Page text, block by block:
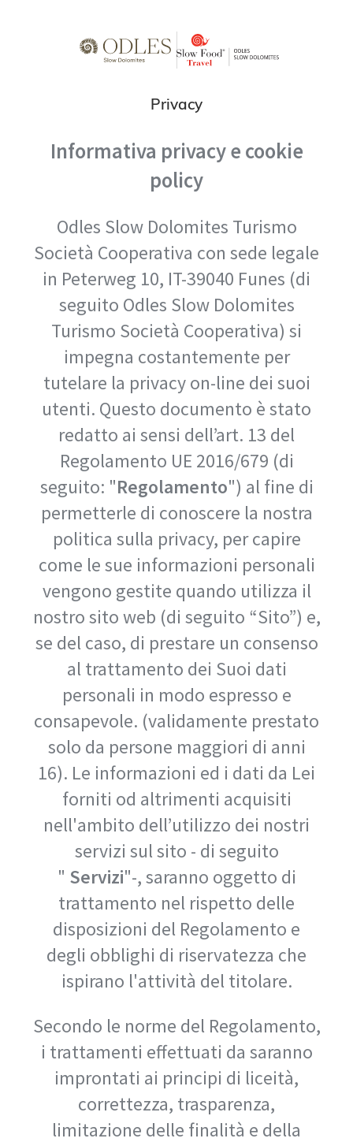
Privacy
Informativa privacy e cookie
policy
Odles Slow Dolomites Turismo
Società Cooperativa con sede legale
in Peterweg 10, IT-39040 Funes (di
seguito Odles Slow Dolomites
Turismo Società Cooperativa) si
impegna costantemente per
tutelare la privacy on-line dei suoi
utenti. Questo documento è stato
redatto ai sensi dell’art. 13 del
Regolamento UE 2016/679 (di
seguito: "Regolamento") al fine di
permetterle di conoscere la nostra
politica sulla privacy, per capire
come le sue informazioni personali
vengono gestite quando utilizza il
nostro sito web (di seguito “Sito”) e,
se del caso, di prestare un consenso
al trattamento dei Suoi dati
personali in modo espresso e
consapevole. (validamente prestato
solo da persone maggiori di anni
16). Le informazioni ed i dati da Lei
forniti od altrimenti acquisiti
nell'ambito dell’utilizzo dei nostri
servizi sul sito - di seguito
" Servizi"-, saranno oggetto di
trattamento nel rispetto delle
disposizioni del Regolamento e
degli obblighi di riservatezza che
ispirano l'attività del titolare.
Secondo le norme del Regolamento,
i trattamenti effettuati da saranno
improntati ai principi di liceità,
correttezza, trasparenza,
limitazione delle finalità e della